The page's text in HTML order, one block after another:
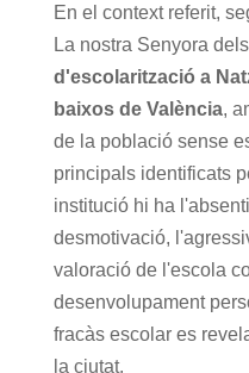
En el context referit,
La nostra Senyora
d'escolarització a
baixos de València,
de la població sense
principals identificats
institució hi ha
desmotivació,
valoració de l'escola
desenvolupament
fracàs escolar es
la ciutat.